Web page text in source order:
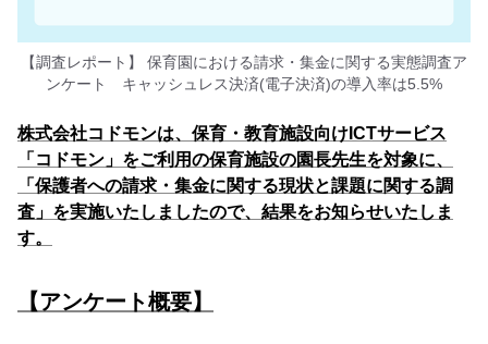
【調査レポート】 保育園における請求・集金に関する実態調査ア
ンケート キャッシュレス決済(電子決済)の導入率は5.5%
株式会社コドモンは、保育・教育施設向けICTサービス
「コドモン」をご利用の保育施設の園長先生を対象に、
「保護者への請求・集金に関する現状と課題に関する調
査」を実施いたしましたので、結果をお知らせいたしま
す。
【アンケート概要】